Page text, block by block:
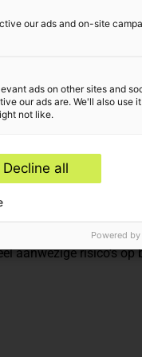
en controleert de
aanwezige risico’s op
our ads and on-site
ads on other sites and
our ads are. We'll also use
not like.
Decline all
Powered by